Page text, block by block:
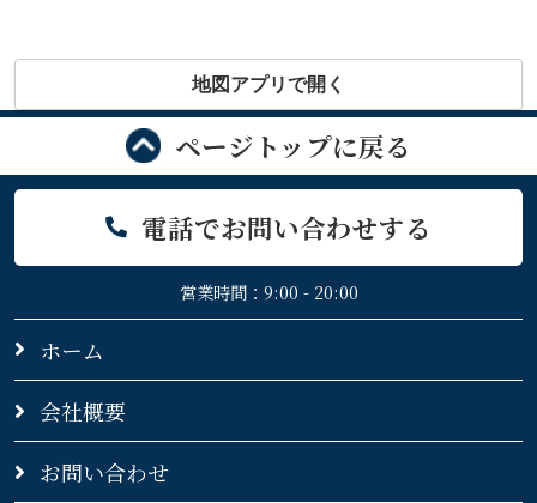
地図アプリで開く
ページトップに戻る
電話でお問い合わせする
営業時間：9:00 - 20:00
ホーム
会社概要
お問い合わせ